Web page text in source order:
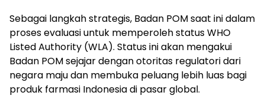
Sebagai langkah strategis, Badan POM saat ini dalam
proses evaluasi untuk memperoleh status WHO
Listed Authority (WLA). Status ini akan mengakui
Badan POM sejajar dengan otoritas regulatori dari
negara maju dan membuka peluang lebih luas bagi
produk farmasi Indonesia di pasar global.